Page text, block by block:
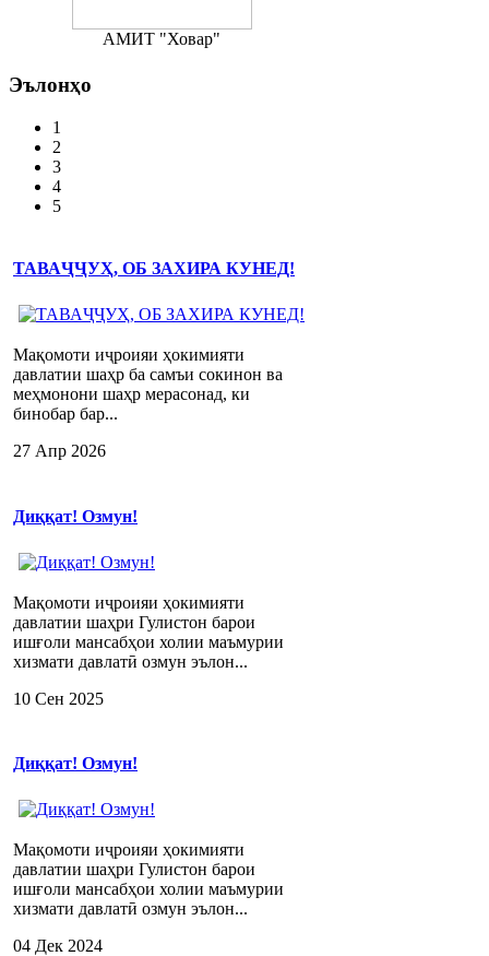
АМИТ "Ховар"
Эълонҳо
1
2
3
4
5
ТАВАҶҶУҲ, ОБ ЗАХИРА КУНЕД!
Мақомоти иҷроияи ҳокимияти
давлатии шаҳр ба самъи сокинон ва
меҳмонони шаҳр мерасонад, ки
бинобар бар...
27 Апр 2026
Диққат! Озмун!
Мақомоти иҷроияи ҳокимияти
давлатии шаҳри Гулистон барои
ишғоли мансабҳои холии маъмурии
хизмати давлатӣ озмун эълон...
10 Сен 2025
Диққат! Озмун!
Мақомоти иҷроияи ҳокимияти
давлатии шаҳри Гулистон барои
ишғоли мансабҳои холии маъмурии
хизмати давлатӣ озмун эълон...
04 Дек 2024